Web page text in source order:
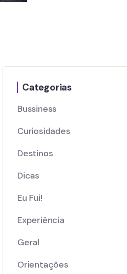
Categorias
Bussiness
Curiosidades
Destinos
Dicas
Eu Fui!
Experiência
Geral
Orientações